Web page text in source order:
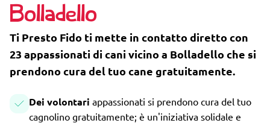
Bolladello
Ti Presto Fido ti mette in contatto diretto con
23 appassionati di cani vicino a Bolladello che si
prendono cura del tuo cane gratuitamente.
Dei volontari appassionati si prendono cura del tuo
cagnolino gratuitamente; è un'iniziativa solidale e